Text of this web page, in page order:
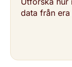
data från